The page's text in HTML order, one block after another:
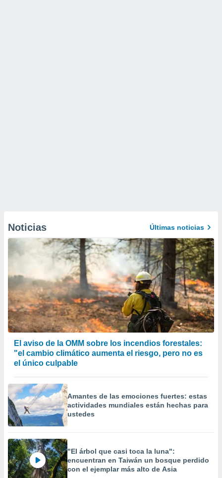
Noticias Últimas noticias
El aviso de la OMM sobre los incendios forestales:
"el cambio climático aumenta el riesgo, pero no es
el único culpable
Amantes de las emociones fuertes: estas
actividades mundiales están hechas para
ustedes
"El árbol que casi toca la luna":
encuentran en Taiwán un bosque perdido
con el ejemplar más alto de Asia